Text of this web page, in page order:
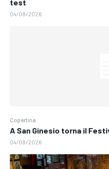
test
04/08/2026
Copertina
A San Ginesio torna il
04/08/2026